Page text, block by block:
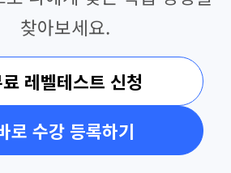
찾아보세요.
레벨테스트 신청
로 수강 등록하기